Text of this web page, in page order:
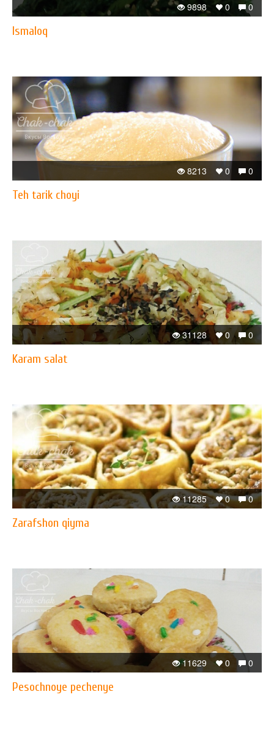
0
0
9898
Ismaloq
0
0
8213
Teh tarik choyi
0
0
31128
Karam salat
0
0
11285
Zarafshon qiyma
0
0
11629
Pesochnoye pechenye